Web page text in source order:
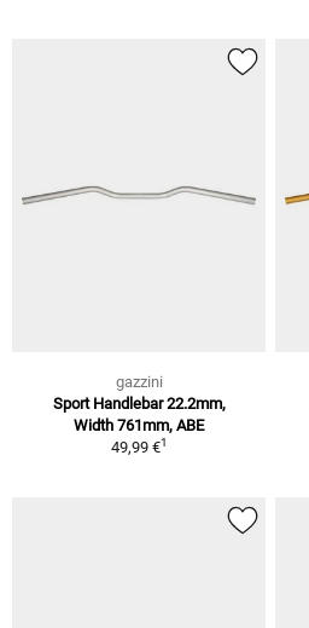
gazzini
Sport Handlebar 22.2mm,
Width 761mm, ABE
49,99 €1